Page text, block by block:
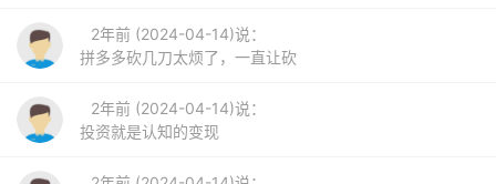
2年前 (2024-04-14)说：
拼多多砍几刀太烦了，一直让砍
2年前 (2024-04-14)说：
投资就是认知的变现